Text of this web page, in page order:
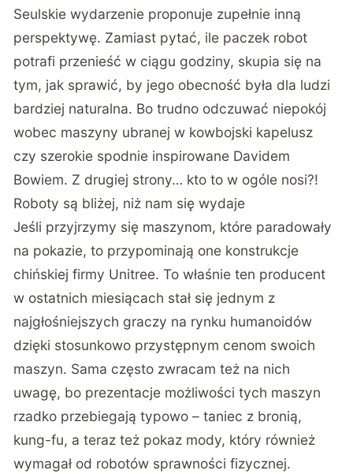
Seulskie wydarzenie proponuje zupełnie inną
perspektywę. Zamiast pytać, ile paczek robot
potrafi przenieść w ciągu godziny, skupia się na
tym, jak sprawić, by jego obecność była dla ludzi
bardziej naturalna. Bo trudno odczuwać niepokój
wobec maszyny ubranej w kowbojski kapelusz
czy szerokie spodnie inspirowane Davidem
Bowiem. Z drugiej strony… kto to w ogóle nosi?!
Roboty są bliżej, niż nam się wydaje
Jeśli przyjrzymy się maszynom, które paradowały
na pokazie, to przypominają one konstrukcje
chińskiej firmy Unitree. To właśnie ten producent
w ostatnich miesiącach stał się jednym z
najgłośniejszych graczy na rynku humanoidów
dzięki stosunkowo przystępnym cenom swoich
maszyn. Sama często zwracam też na nich
uwagę, bo prezentacje możliwości tych maszyn
rzadko przebiegają typowo – taniec z bronią,
kung-fu, a teraz też pokaz mody, który również
wymagał od robotów sprawności fizycznej.